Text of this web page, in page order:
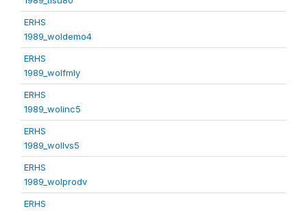
ERHS
1989_woldemo4
ERHS
1989_wolfmly
ERHS
1989_wolinc5
ERHS
1989_wollvs5
ERHS
1989_wolprodv
ERHS